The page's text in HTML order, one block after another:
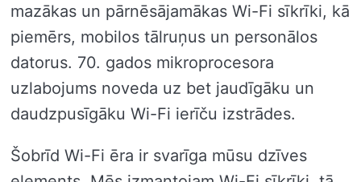
mazākas un pārnēsājamākas Wi-Fi sīkrīki, kā
piemērs, mobilos tālruņus un personālos
datorus. 70. gados mikroprocesora
uzlabojums noveda uz bet jaudīgāku un
daudzpusīgāku Wi-Fi ierīču izstrādes.
Šobrīd Wi-Fi ēra ir svarīga mūsu dzīves